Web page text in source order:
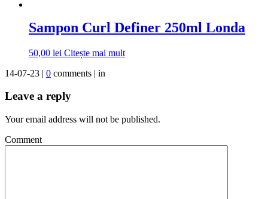
Sampon Curl Definer 250ml Londa
50,00 lei Citește mai mult
14-07-23 | 0 comments | in
Leave a reply
Your email address will not be published.
Comment